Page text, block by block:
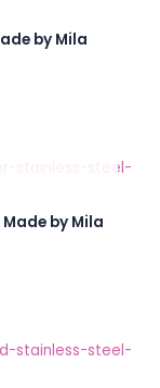
by Mila
by Mila